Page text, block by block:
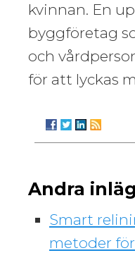
kvinnan. En
byggföretag
och
för att lyckas
Andra
Smart
metoder